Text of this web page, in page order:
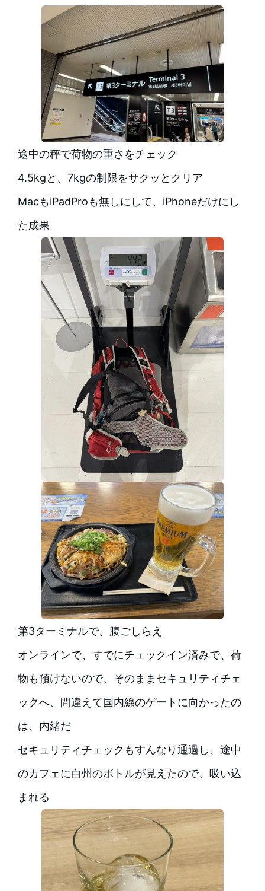
途中の秤で荷物の重さをチェック
4.5kgと、7kgの制限をサクッとクリア
MacもiPadProも無しにして、iPhoneだけにし
た成果
第3ターミナルで、腹ごしらえ
オンラインで、すでにチェックイン済みで、荷
物も預けないので、そのままセキュリティチェ
ックへ、間違えて国内線のゲートに向かったの
は、内緒だ
セキュリティチェックもすんなり通過し、途中
のカフェに白州のボトルが見えたので、吸い込
まれる